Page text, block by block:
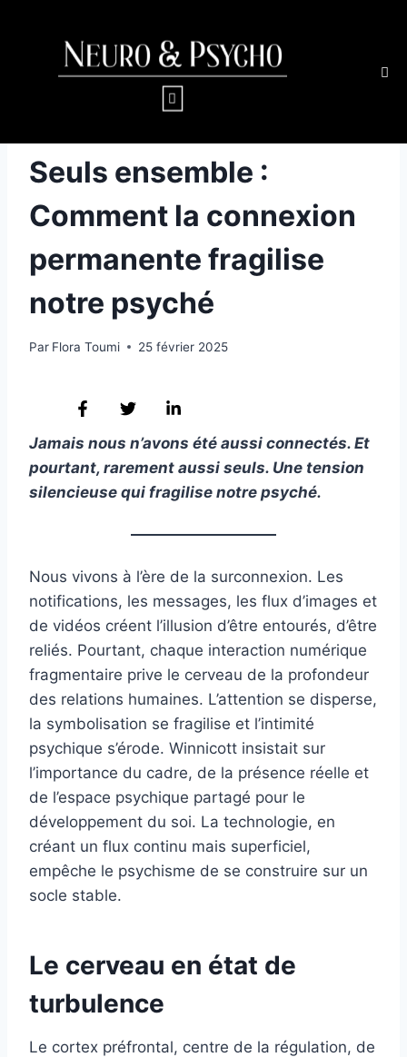
Seuls ensemble :
Comment la connexion
permanente fragilise
notre psyché
Par Flora Toumi 25 février 2025
Jamais nous n’avons été aussi connectés. Et
pourtant, rarement aussi seuls. Une tension
silencieuse qui fragilise notre psyché.
Nous vivons à l’ère de la surconnexion. Les
notifications, les messages, les flux d’images et
de vidéos créent l’illusion d’être entourés, d’être
reliés. Pourtant, chaque interaction numérique
fragmentaire prive le cerveau de la profondeur
des relations humaines. L’attention se disperse,
la symbolisation se fragilise et l’intimité
psychique s’érode. Winnicott insistait sur
l’importance du cadre, de la présence réelle et
de l’espace psychique partagé pour le
développement du soi. La technologie, en
créant un flux continu mais superficiel,
empêche le psychisme de se construire sur un
socle stable.
Le cerveau en état de
turbulence
Le cortex préfrontal, centre de la régulation, de